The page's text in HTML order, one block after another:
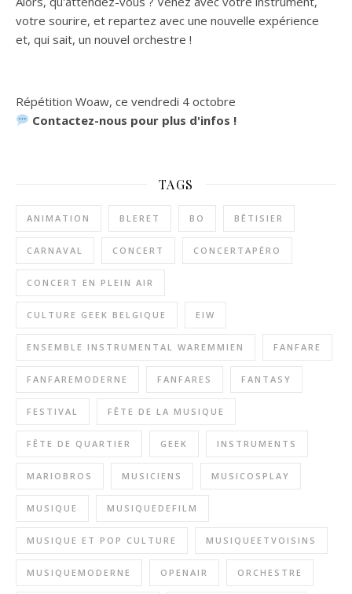
votre sourire, et repartez avec une nouvelle expérience
et, qui sait, un nouvel orchestre !
Répétition Woaw, ce vendredi 4 octobre
Contactez-nous pour plus d'infos !
TAGS
ANIMATION BLERET BO BÊTISIER
CARNAVAL CONCERT CONCERTAPÉRO
CONCERT EN PLEIN AIR
CULTURE GEEK BELGIQUE EIW
ENSEMBLE INSTRUMENTAL WAREMMIEN FANFARE
FANFAREMODERNE FANFARES FANTASY
FESTIVAL FÊTE DE LA MUSIQUE
FÊTE DE QUARTIER GEEK INSTRUMENTS
MARIOBROS MUSICIENS MUSICOSPLAY
MUSIQUE MUSIQUEDEFILM
MUSIQUE ET POP CULTURE MUSIQUEETVOISINS
MUSIQUEMODERNE OPENAIR ORCHESTRE